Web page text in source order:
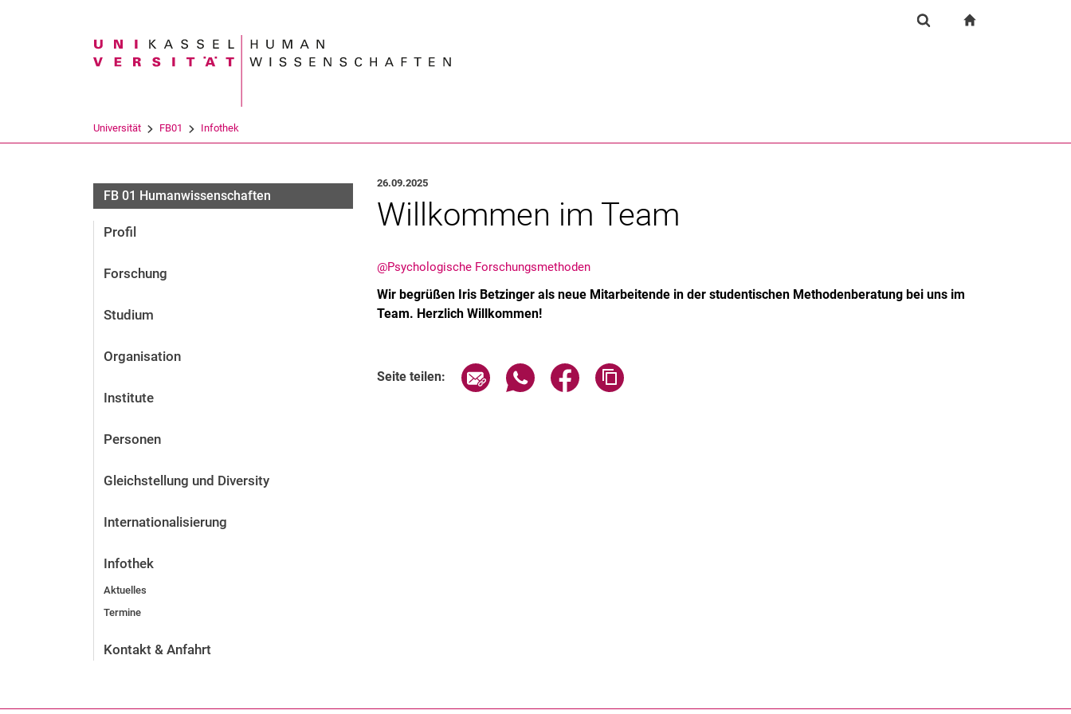
Suchbegriff
Universität FB01 Infothek
FB 01 Humanwissenschaften
Profil
Forschung
Studium
Organisation
Institute
Personen
Gleichstellung und Diversity
Internationalisierung
Infothek
Aktuelles
Termine
Kontakt & Anfahrt
26.09.2025
Willkommen im Team
@Psychologische Forschungsmethoden
Wir begrüßen Iris Betzinger als neue Mitarbeitende in der studentischen Methodenberatung bei uns im
Team. Herzlich Willkommen!
Seite teilen: Seite über E-Mail teilen
Seite über WhatsApp teilen (externer Link, öffnet neues Fenster)
Seite über Facebook teilen (externer Link, öffnet neues Fenster)